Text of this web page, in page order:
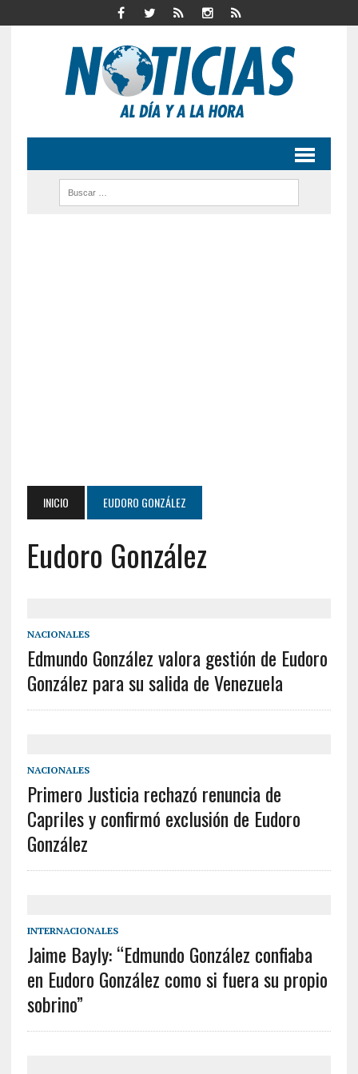
INICIO EUDORO GONZÁLEZ
Eudoro González
NACIONALES
Edmundo González valora gestión de Eudoro
González para su salida de Venezuela
NACIONALES
Primero Justicia rechazó renuncia de
Capriles y confirmó exclusión de Eudoro
González
INTERNACIONALES
Jaime Bayly: “Edmundo González confiaba
en Eudoro González como si fuera su propio
sobrino”